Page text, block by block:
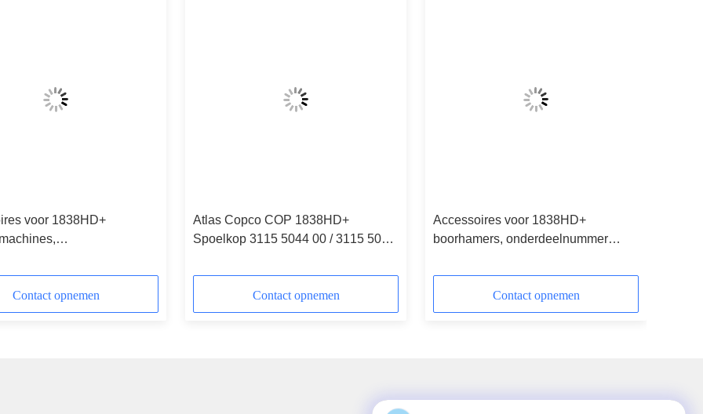
voor 1838HD+
Contact opnemen
Atlas Copco COP 1838HD+
Spoelkop 3115 5044 00 / 3115 5044
Contact opnemen
Accessoires voor 1838HD+
boorhamers, onderdeelnummer
geleidebus
Contact opnemen